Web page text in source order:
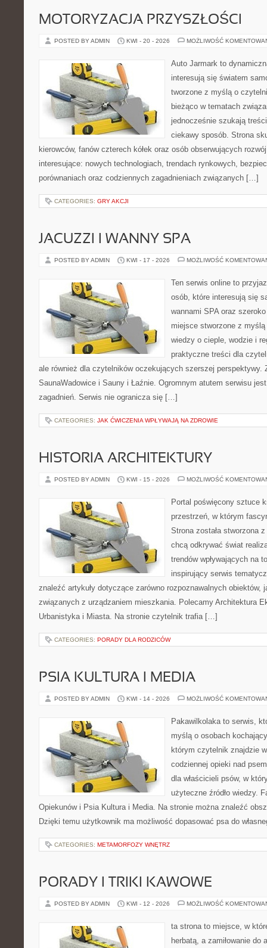
MOTORYZACJA PRZYSZŁOŚCI
POSTED BY ADMIN KWI - 20 - 2026 MOŻLIWOŚĆ
Auto Jarmark to
interesują się światem
tworzone z myślą o
bieżąco w tematach
jednocześnie szukają
ciekawy sposób. Strona
kierowców, fanów czterech kółek oraz osób obserwujących
interesujące: nowych technologiach, trendach rynkowych,
porównaniach oraz codziennych zagadnieniach związanych […]
CATEGORIES: GRY AKCJI
JACUZZI I WANNY SPA
POSTED BY ADMIN KWI - 17 - 2026 MOŻLIWOŚĆ
Ten serwis online to
osób, które interesują się
wannami SPA oraz
miejsce stworzone z
wiedzy o cieple, wodzie i
praktyczne treści dla
ale również dla czytelników oczekujących szerszej perspektywy.
SaunaWadowice i Sauny i Łaźnie. Ogromnym atutem serwisu
zagadnień. Serwis nie ogranicza się […]
CATEGORIES: JAK ĆWICZENIA WPŁYWAJĄ NA ZDROWIE
HISTORIA ARCHITEKTURY
POSTED BY ADMIN KWI - 15 - 2026 MOŻLIWOŚĆ
Portal poświęcony sztuce
przestrzeń, w którym
Strona została stworzona
chcą odkrywać świat
trendów wpływających na
inspirujący serwis
znaleźć artykuły dotyczące zarówno rozpoznawalnych obiektów,
związanych z urządzaniem mieszkania. Polecamy Architektura
Urbanistyka i Miasta. Na stronie czytelnik trafia […]
CATEGORIES: PORADY DLA RODZICÓW
PSIA KULTURA I MEDIA
POSTED BY ADMIN KWI - 14 - 2026 MOŻLIWOŚĆ
Pakawilkolaka to serwis,
myślą o osobach
którym czytelnik znajdzie
codziennej opieki nad
dla właścicieli psów, w
użyteczne źródło wiedzy.
Opiekunów i Psia Kultura i Media. Na stronie można znaleźć
Dzięki temu użytkownik ma możliwość dopasować psa do
CATEGORIES: METAMORFOZY WNĘTRZ
PORADY I TRIKI KAWOWE
POSTED BY ADMIN KWI - 12 - 2026 MOŻLIWOŚĆ
ta strona to miejsce, w
herbatą, a zamiłowanie do